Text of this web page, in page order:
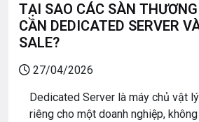
TẠI SAO CÁC SÀN
CẦN DEDICATED SERVER
SALE?
27/04/2026
Dedicated Server là máy chủ vật
riêng cho một doanh nghiệp,